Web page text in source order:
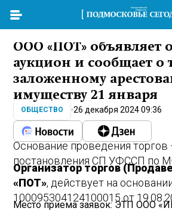
ООО «ПОТ» объявляет
аукцион и сообщает о
заложенному
имуществу 21 января
ОБЩЕСТВО 26 декабря 2024 09:36
Основание проведения торгов
постановления СП УФССП по
Организатор торгов
«ПОТ», действует на
100095304124100015 от
Место приема заявок: ЭТП ООО